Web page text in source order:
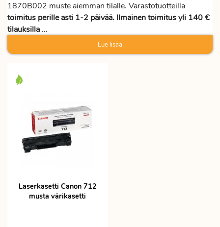
1870B002 muste aiemman tilalle. Varastotuotteilla
toimitus perille asti 1-2 päivää. Ilmainen toimitus yli 140 €
tilauksilla ...
Lue lisää
Laserkasetti Canon 712
musta värikasetti